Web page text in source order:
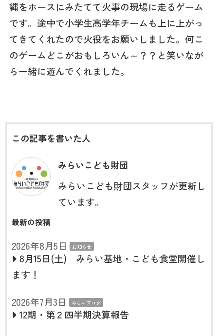
縄をホースにみたてて火事の現場に走るゲーム
です。途中で小学生高学年チームも上に上がっ
てきてくれたので火役をお願いしました。何こ
のゲームどこがおもしろいん～？？と笑いなが
ら一緒に遊んでくれました。
この記事を書いた人
みらいこども財団
みらいこども財団スタッフが更新し
ています。
最新の投稿
2026年8月5日 お知らせ
8月15日(土) みらい基地・こども食堂開催し
ます！
2026年7月3日
みらいブログ
12期・第２四半期決算報告